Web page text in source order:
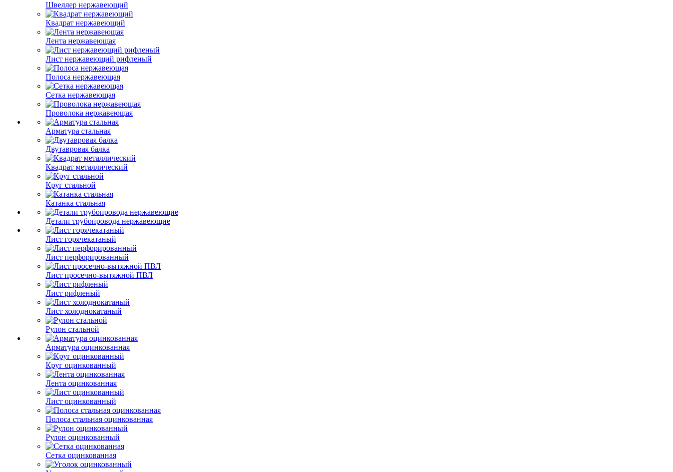
Швеллер нержавеющий
Квадрат нержавеющий
Лента нержавеющая
Лист нержавеющий рифленый
Полоса нержавеющая
Сетка нержавеющая
Проволока нержавеющая
Арматура стальная
Двутавровая балка
Квадрат металлический
Круг стальной
Катанка стальная
Детали трубопровода нержавеющие
Лист горячекатаный
Лист перфорированный
Лист просечно-вытяжной ПВЛ
Лист рифленый
Лист холоднокатаный
Рулон стальной
Арматура оцинкованная
Круг оцинкованный
Лента оцинкованная
Лист оцинкованный
Полоса стальная оцинкованная
Рулон оцинкованный
Сетка оцинкованная